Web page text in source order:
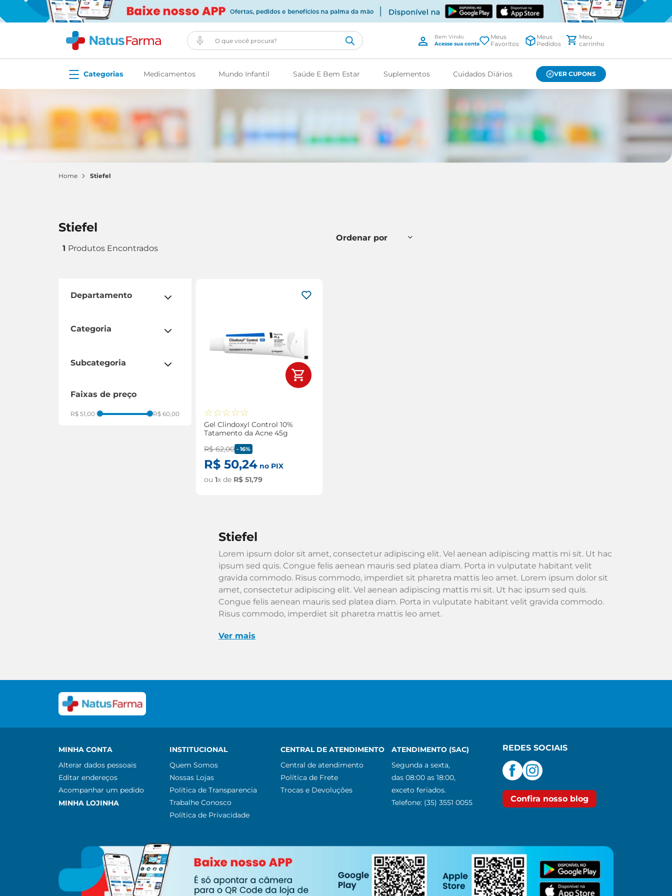
O que você procura?
Meus
Favoritos
Meus
Pedidos
Medicamentos Mundo Infantil Saúde E Bem Estar Suplementos Cuidados Diários VER CUPONS
stiefel
stiefel
1
departamento
dermocosméticos
categoria
subcategoria
faixas de preço
R$ 51,00 R$ 60,00 ☆☆☆☆☆
Gel Clindoxyl Control 10%
Tatamento da Acne 45g
R$ 62,00 -16%
R$ 50,24 no PIX
ou1x de R$ 51,79
stiefel
Lorem ipsum dolor sit amet, consectetur adipiscing elit. Vel aenean adipiscing mattis mi sit. Ut hac
ipsum sed quis. Congue felis aenean mauris sed platea diam. Porta in vulputate habitant velit
gravida commodo. Risus commodo, imperdiet sit pharetra mattis leo amet. Lorem ipsum dolor sit
amet, consectetur adipiscing elit. Vel aenean adipiscing mattis mi sit. Ut hac ipsum sed quis.
Congue felis aenean mauris sed platea diam. Porta in vulputate habitant velit gravida commodo.
Risus commodo, imperdiet sit pharetra mattis leo amet.
Ver mais
MINHA CONTA
Alterar dados pessoais
Editar endereços
Acompanhar um pedido
MINHA LOJINHA
INSTITUCIONAL
Quem Somos
Nossas Lojas
Política de Transparencia
Trabalhe Conosco
Política de Privacidade
CENTRAL DE ATENDIMENTO
Central de atendimento
Política de Frete
Trocas e Devoluções
ATENDIMENTO (SAC)
Segunda a sexta,
das 08:00 as 18:00,
exceto feriados.
Telefone: (35) 3551 0055
REDES SOCIAIS
Confira nosso blog